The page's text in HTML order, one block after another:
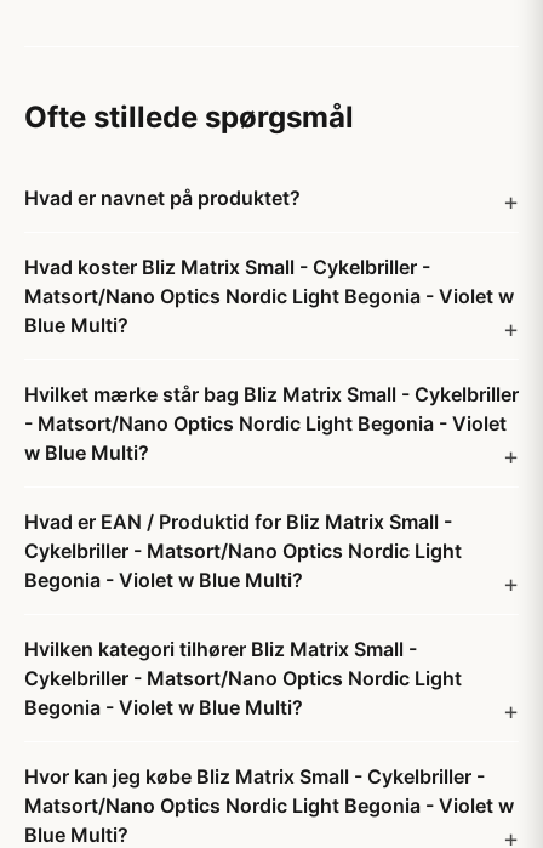
Ofte stillede spørgsmål
Hvad er navnet på produktet?
Hvad koster Bliz Matrix Small - Cykelbriller -
Matsort/Nano Optics Nordic Light Begonia - Violet w
Blue Multi?
Hvilket mærke står bag Bliz Matrix Small - Cykelbriller
- Matsort/Nano Optics Nordic Light Begonia - Violet
w Blue Multi?
Hvad er EAN / Produktid for Bliz Matrix Small -
Cykelbriller - Matsort/Nano Optics Nordic Light
Begonia - Violet w Blue Multi?
Hvilken kategori tilhører Bliz Matrix Small -
Cykelbriller - Matsort/Nano Optics Nordic Light
Begonia - Violet w Blue Multi?
Hvor kan jeg købe Bliz Matrix Small - Cykelbriller -
Matsort/Nano Optics Nordic Light Begonia - Violet w
Blue Multi?